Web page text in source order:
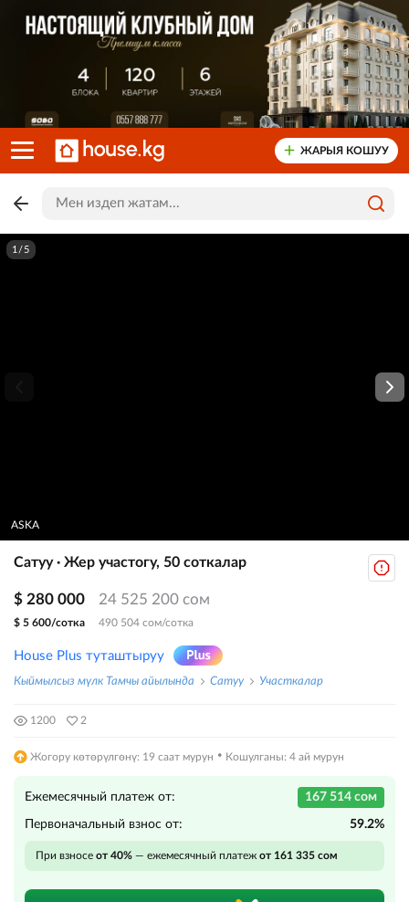
ЖАРЫЯ КОШУУ
1/5
ASKA
Сатуу · Жер участогу, 50 соткалар
$ 280 000 24 525 200 сом
$ 5 600/сотка 490 504 сом/сотка
House Plus туташтыруу
Кыймылсыз мүлк Тамчы айылында Сатуу Участкалар
1200 2
Жогору көтөрүлгөнү: 19 саат мурун · Кошулганы: 4 ай мурун
Ежемесячный платеж от: 167 514 сом
Первоначальный взнос от: 59.2%
При взносе от 40% — ежемесячный платеж от 161 335 сом